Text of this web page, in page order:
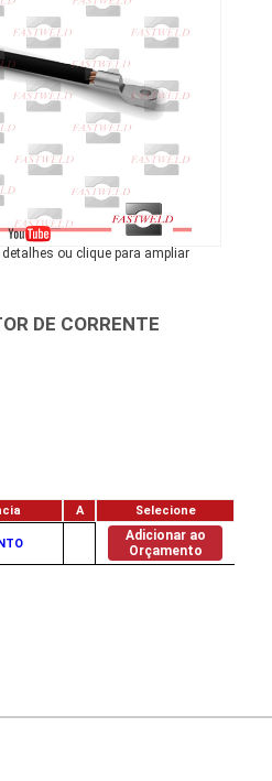
ou clique para ampliar
DE CORRENTE
A Selecione
Adicionar ao
Orçamento